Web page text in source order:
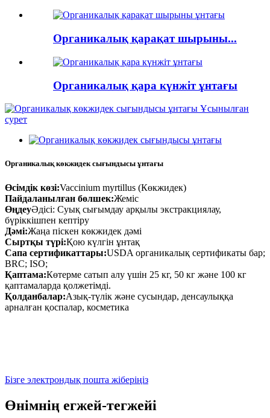
Органикалық қарақат шырыны...
Органикалық қара күнжіт ұнтағы
Органикалық көкжидек сығындысы ұнтағы
Өсімдік көзі:Vaccinium myrtillus (Көкжидек)
Пайдаланылған бөлшек:Жеміс
ӨңдеуӘдісі: Суық сығымдау арқылы экстракциялау,
бүріккішпен кептіру
Дәмі:Жаңа піскен көкжидек дәмі
Сыртқы түрі:Қою күлгін ұнтақ
Сапа сертификаттары:USDA органикалық сертификаты бар;
BRC; ISO;
Қаптама:Көтерме сатып алу үшін 25 кг, 50 кг және 100 кг
қаптамаларда қолжетімді.
Қолданбалар:Азық-түлік және сусындар, денсаулыққа
арналған қоспалар, косметика
Бізге электрондық пошта жіберіңіз
Өнімнің егжей-тегжейі